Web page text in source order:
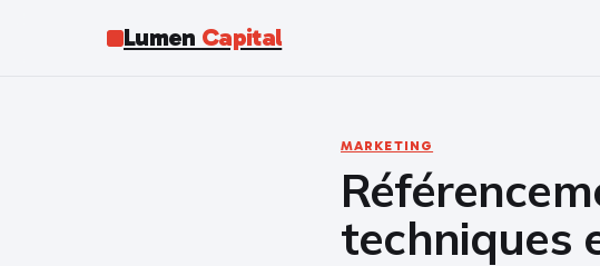
Lumen Capital
MARKETING
techniques